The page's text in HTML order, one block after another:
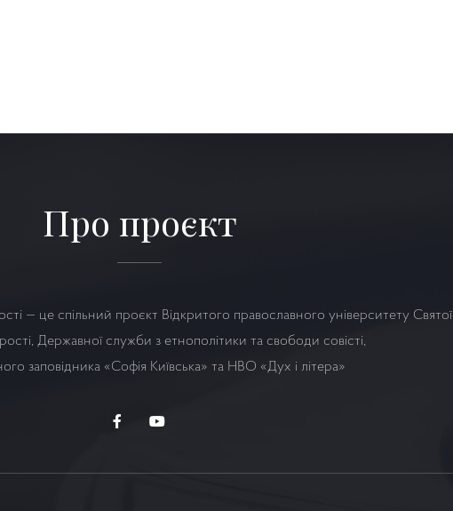
Про проєкт
— це спільний проєкт Відкритого православного університету Святої
Державної служби з етнополітики та свободи совісті,
заповідника «Софія Київська» та НВО «Дух і літера»